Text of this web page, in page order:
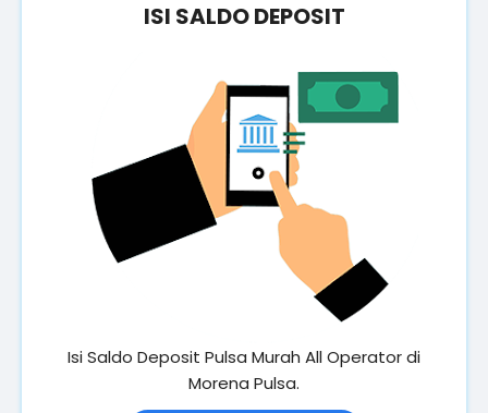
ISI SALDO DEPOSIT
Isi Saldo Deposit Pulsa Murah All Operator di
Morena Pulsa.